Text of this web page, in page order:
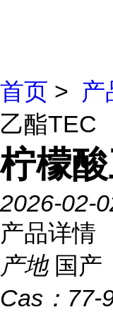
首页 > 产
乙酯TEC
柠檬
2026-02-
产品详情
产地 国产
Cas： 77-